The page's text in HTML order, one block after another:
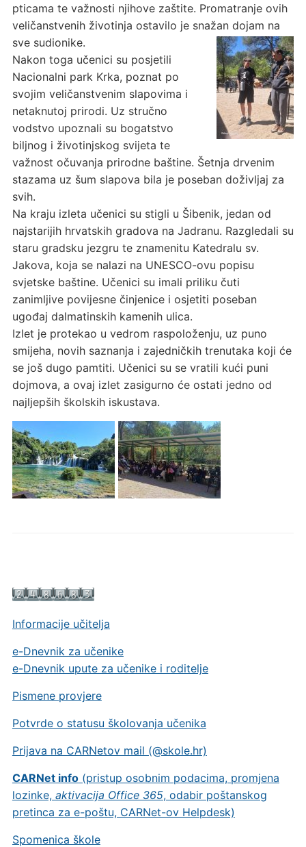
Informacije učitelja
e-Dnevnik za učenike
e-Dnevnik upute za učenike i roditelje
Pismene provjere
Potvrde o statusu školovanja učenika
Prijava na CARNetov mail (@skole.hr)
CARNet info(pristup osobnim podacima, promjena
lozinke, aktivacija Office 365, odabir poštanskog
pretinca za e-poštu, CARNet-ov Helpdesk)
Spomenica škole
pticama te važnosti njihove zaštite. Promatranje ovih
veličanstvenih životinja ostavilo je snažan dojam na
sve sudionike.
Nakon toga učenici su posjetili
Nacionalni park Krka, poznat po
svojim veličanstvenim slapovima i
netaknutoj prirodi. Uz stručno
vodstvo upoznali su bogatstvo
biljnog i životinjskog svijeta te
važnost očuvanja prirodne baštine. Šetnja drvenim
stazama uz šum slapova bila je poseban doživljaj za
svih.
Na kraju izleta učenici su stigli u Šibenik, jedan od
najstarijih hrvatskih gradova na Jadranu. Razgledali su
staru gradsku jezgru te znamenitu Katedralu sv.
Jakova, koja se nalazi na UNESCO-ovu popisu
svjetske baštine. Učenici su imali priliku čuti
zanimljive povijesne činjenice i osjetiti poseban
ugođaj dalmatinskih kamenih ulica.
Izlet je protekao u vedrom raspoloženju, uz puno
smijeha, novih saznanja i zajedničkih trenutaka koji će
se još dugo pamtiti. Učenici su se vratili kući puni
dojmova, a ovaj izlet zasigurno će ostati jedno od
najljepših školskih iskustava.